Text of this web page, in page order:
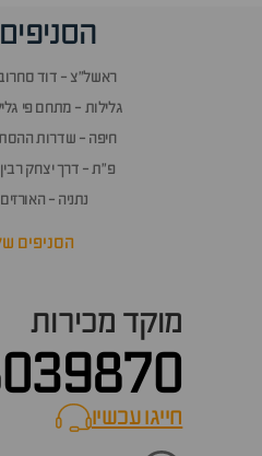
ראשל״צ - דוד סחרוב 7, ראשון
גלילות - מתחם פי
חיפה - שדרות ההסתדרות
פ״ת - דרך יצחק רבין 5, פתח
נתניה - האורזים 22,
הסניפים
מוקד מכירות
חייגו עכשיוcall now